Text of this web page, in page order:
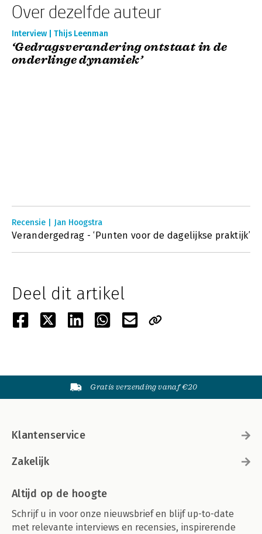
Over dezelfde auteur
Interview | Thijs Leenman
‘Gedragsverandering ontstaat in de
onderlinge dynamiek’
Recensie | Jan Hoogstra
Verandergedrag - ‘Punten voor de dagelijkse praktijk’
Deel dit artikel
Gratis verzending vanaf €20
Klantenservice
Zakelijk
Altijd op de hoogte
Schrijf u in voor onze nieuwsbrief en blijf up-to-date
met relevante interviews en recensies, inspirerende